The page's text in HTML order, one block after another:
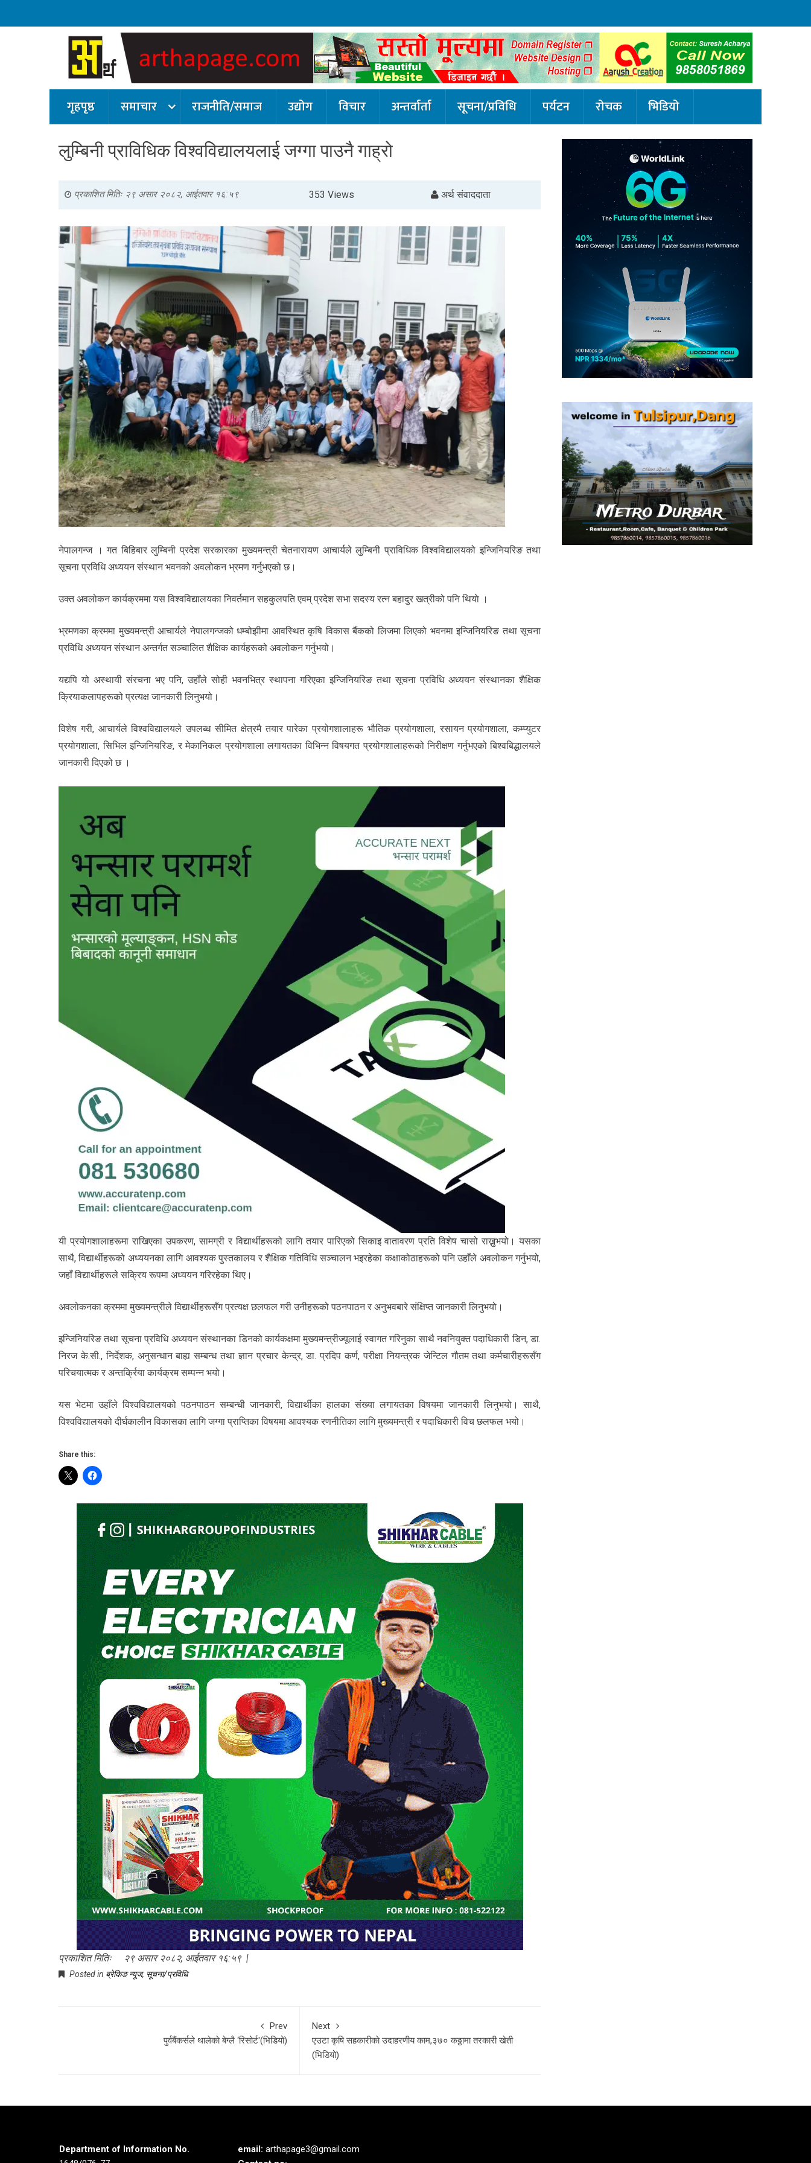
गृहपृष्ठ समाचार राजनीति/समाज उद्योग विचार अन्तर्वार्ता सूचना/प्रविधि पर्यटन रोचक भिडियो
लुम्बिनी प्राविधिक विश्वविद्यालयलाई जग्गा पाउनै गाह्रो
प्रकाशित मितिः २९ असार २०८२, आईतवार १६:५९ 353 Views अर्थ संवाददाता
नेपालगन्ज । गत बिहिबार लुम्बिनी प्रदेश सरकारका मुख्यमन्त्री चेतनारायण आचार्यले लुम्बिनी प्राविधिक विश्वविद्यालयको इन्जिनियरिङ तथा
सूचना प्रविधि अध्ययन संस्थान भवनको अवलोकन भ्रमण गर्नुभएको छ।
उक्त अवलोकन कार्यक्रममा यस विश्वविद्यालयका निवर्तमान सहकुलपति एवम् प्रदेश सभा सदस्य रत्न बहादुर खत्रीको पनि थियाे ।
भ्रमणका क्रममा मुख्यमन्त्री आचार्यले नेपालगन्जको धम्बोझीमा आवस्थित कृषि विकास बैंकको लिजमा लिएको भवनमा इन्जिनियरिङ तथा सूचना
प्रविधि अध्ययन संस्थान अन्तर्गत सञ्चालित शैक्षिक कार्यहरूको अवलोकन गर्नुभयो।
यद्यपि यो अस्थायी संरचना भए पनि, उहाँले सोही भवनभित्र स्थापना गरिएका इन्जिनियरिङ तथा सूचना प्रविधि अध्ययन संस्थानका शैक्षिक
क्रियाकलापहरूको प्रत्यक्ष जानकारी लिनुभयो।
विशेष गरी, आचार्यले विश्वविद्यालयले उपलब्ध सीमित क्षेत्रमै तयार पारेका प्रयोगशालाहरू भौतिक प्रयोगशाला, रसायन प्रयोगशाला, कम्प्युटर
प्रयोगशाला, सिभिल इन्जिनियरिङ, र मेकानिकल प्रयोगशाला लगायतका विभिन्न विषयगत प्रयोगशालाहरूको निरीक्षण गर्नुभएको बिश्वबिद्धालयले
जानकारी दिएको छ ।
यी प्रयोगशालाहरूमा राखिएका उपकरण, सामग्री र विद्यार्थीहरूको लागि तयार पारिएको सिकाइ वातावरण प्रति विशेष चासो राख्नुभयो। यसका
साथै, विद्यार्थीहरूको अध्ययनका लागि आवश्यक पुस्तकालय र शैक्षिक गतिविधि सञ्चालन भइरहेका कक्षाकोठाहरूको पनि उहाँले अवलोकन गर्नुभयो,
जहाँ विद्यार्थीहरूले सक्रिय रूपमा अध्ययन गरिरहेका थिए।
अवलोकनका क्रममा मुख्यमन्त्रीले विद्यार्थीहरूसँग प्रत्यक्ष छलफल गरी उनीहरूको पठनपाठन र अनुभवबारे संक्षिप्त जानकारी लिनुभयो।
इन्जिनियरिङ तथा सूचना प्रविधि अध्ययन संस्थानका डिनको कार्यकक्षमा मुख्यमन्त्रीज्यूलाई स्वागत गरिनुका साथै नवनियुक्त पदाधिकारी डिन, डा.
निरज के.सी., निर्देशक, अनुसन्धान बाह्य सम्बन्ध तथा ज्ञान प्रचार केन्द्र, डा. प्रदिप कर्ण, परीक्षा नियन्त्रक जेन्टिल गौतम तथा कर्मचारीहरूसँग
परिचयात्मक र अन्तर्क्रिया कार्यक्रम सम्पन्न भयो।
यस भेटमा उहाँले विश्वविद्यालयको पठनपाठन सम्बन्धी जानकारी, विद्यार्थीका हालका संख्या लगायतका विषयमा जानकारी लिनुभयो। साथै,
विश्वविद्यालयको दीर्घकालीन विकासका लागि जग्गा प्राप्तिका विषयमा आवश्यक रणनीतिका लागि मुख्यमन्त्री र पदाधिकारी विच छलफल भयो।
Share this:
प्रकाशित मितिः २९ असार २०८२, आईतवार १६:५९ |
Posted in ब्रेकिङ न्यूज, सूचना/प्रविधि
Prev
पुर्वबैंकर्सले थालेकाे बेग्लै ‘रिसोर्ट'(भिडियो)
Next
एउटा कृषि सहकारीकाे उदाहरणीय काम,३७० कठ्ठामा तरकारी खेती
(भिडियो)
Department of Information No.
email: arthapage3@gmail.com